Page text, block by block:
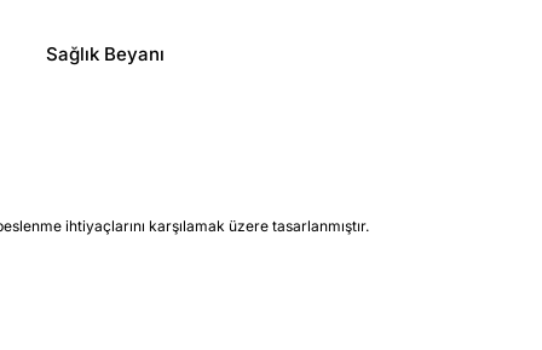
Sağlık Beyanı
ihtiyaçlarını karşılamak üzere tasarlanmıştır.